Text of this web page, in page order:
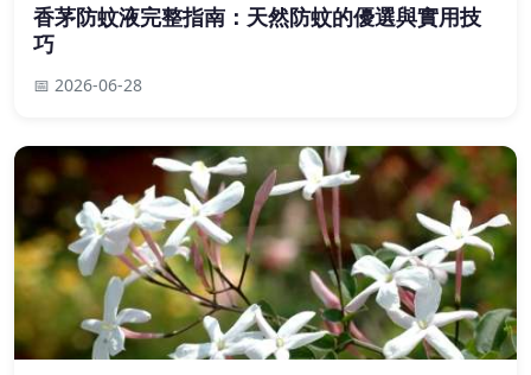
香茅防蚊液完整指南：天然防蚊的優選與實用技
巧
📅 2026-06-28